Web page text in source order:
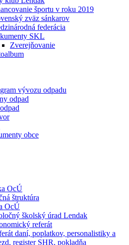
športu v roku 2019
zväz sánkarov
federácia
SKL
Zverejňovanie
vývozu odpadu
odpad
obce
OcÚ
štruktúra
OcÚ
školský úrad Lendak
referát
daní, poplatkov, personalistiky a
register SHR, pokladňa